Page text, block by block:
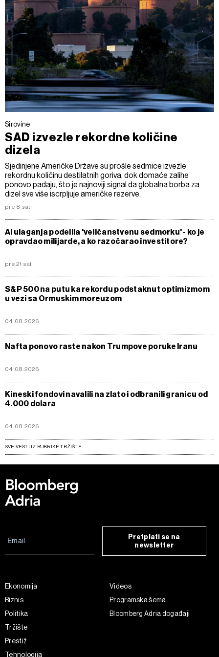
Sirovine
SAD izvezle rekordne količine
dizela
Sjedinjene Američke Države su prošle sedmice izvezle
rekordnu količinu destilatnih goriva, dok domaće zalihe
ponovo padaju, što je najnoviji signal da globalna borba za
dizel sve više iscrpljuje američke rezerve.
pre 8 sati
AI ulaganja podelila 'veličanstvenu sedmorku' - ko je
opravdao milijarde, a ko razočarao investitore?
pre 21 sat
S&P 500 na putu ka rekordu podstaknut optimizmom
u vezi sa Ormuskim moreuzom
04.08.2026
Nafta ponovo raste nakon Trumpove poruke Iranu
04.08.2026
Kineski fondovi navalili na zlato i odbranili granicu od
4.000 dolara
04.08.2026
SVE VESTI IZ RUBRIKE TRŽIŠTE
Pretplati se na
newsletter
Ekonomija
Biznis
Politika
Tržište
Prestiž
Tehnologija
Videos
Programska šema
Bloomberg Adria događaji